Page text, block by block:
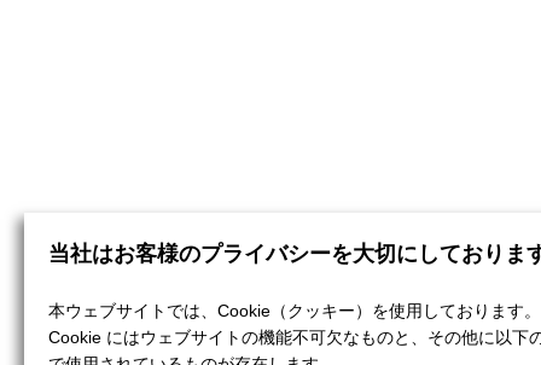
当社はお客様のプライバシーを大切にしておりま
本ウェブサイトでは、Cookie（クッキー）を使用しております。
Cookie にはウェブサイトの機能不可欠なものと、その他に以下